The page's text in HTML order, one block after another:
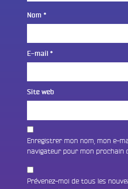
Nom *
E-mail *
Site web
Enregistrer mon nom, mon e-
navigateur pour mon prochain
Prévenez-moi de tous les